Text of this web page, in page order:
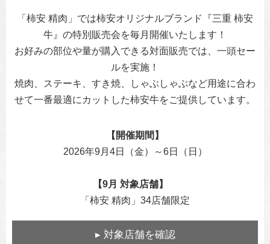
「柿安 精肉」では柿安オリジナルブランド『三重 柿安
牛』の特別販売会を毎月開催いたします！
お好みの部位や量が購入できる対面販売では、一頭セー
ルを実施！
焼肉、ステーキ、すき焼、しゃぶしゃぶなど用途に合わ
せて一番最適にカットした柿安牛をご提供しています。
【開催期間】
2026年9月4日（金）～6日（日）
【9月 対象店舗】
「柿安 精肉」34店舗限定
▸ 対象店舗を確認